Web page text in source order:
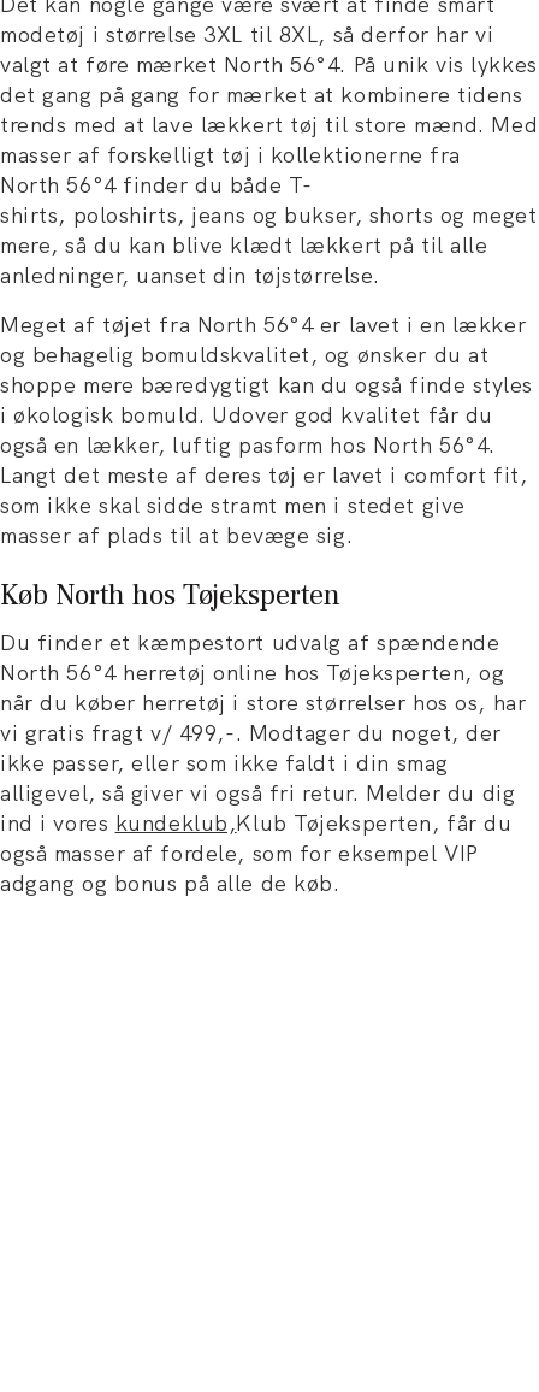
modetøj i størrelse 3XL til 8XL, så derfor har vi
valgt at føre mærket North 56°4. På unik vis lykkes
det gang på gang for mærket at kombinere tidens
trends med at lave lækkert tøj til store mænd. Med
masser af forskelligt tøj i kollektionerne fra
North 56°4 finder du både T-
shirts, poloshirts, jeans og bukser, shorts og meget
mere, så du kan blive klædt lækkert på til alle
anledninger, uanset din tøjstørrelse.
Meget af tøjet fra North 56°4 er lavet i en lækker
og behagelig bomuldskvalitet, og ønsker du at
shoppe mere bæredygtigt kan du også finde styles
i økologisk bomuld. Udover god kvalitet får du
også en lækker, luftig pasform hos North 56°4.
Langt det meste af deres tøj er lavet i comfort fit,
som ikke skal sidde stramt men i stedet give
masser af plads til at bevæge sig.
Køb North hos Tøjeksperten
Du finder et kæmpestort udvalg af spændende
North 56°4 herretøj online hos Tøjeksperten, og
når du køber herretøj i store størrelser hos os, har
vi gratis fragt v/ 499,-. Modtager du noget, der
ikke passer, eller som ikke faldt i din smag
alligevel, så giver vi også fri retur. Melder du dig
ind i vores kundeklub,Klub Tøjeksperten, får du
også masser af fordele, som for eksempel VIP
adgang og bonus på alle de køb.